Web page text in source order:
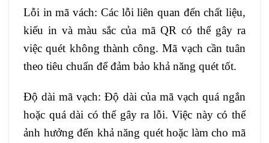
Lỗi in mã vách: Các lỗi liên quan đến chất liệu,
kiểu in và màu sắc của mã QR có thể gây ra
việc quét không thành công. Mã vạch cần tuân
theo tiêu chuẩn để đảm bảo khả năng quét tốt.
Độ dài mã vạch: Độ dài của mã vạch quá ngắn
hoặc quá dài có thể gây ra lỗi. Việc này có thể
ảnh hưởng đến khả năng quét hoặc làm cho mã